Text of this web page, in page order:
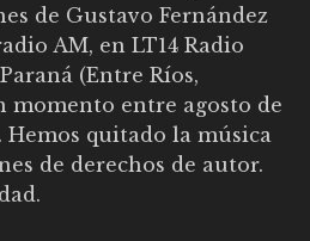
de Gustavo Fernández
AM, en LT14 Radio
(Entre Ríos,
momento entre agosto de
Hemos quitado la música
de derechos de autor.